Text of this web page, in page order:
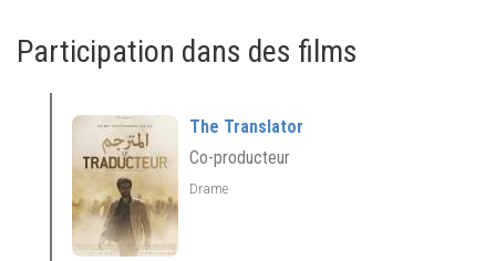
Participation dans des films
The Translator
Co-producteur
Drame